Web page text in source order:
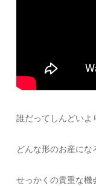
誰だってしんどいよ
どんな形のお産に
せっかくの貴重な機